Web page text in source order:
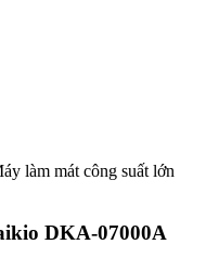
làm mát công suất lớn
DKA-07000A